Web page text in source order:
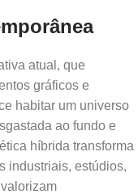
atual, que
gráficos e
habitar um universo
ao fundo e
híbrida transforma
industriais, estúdios,